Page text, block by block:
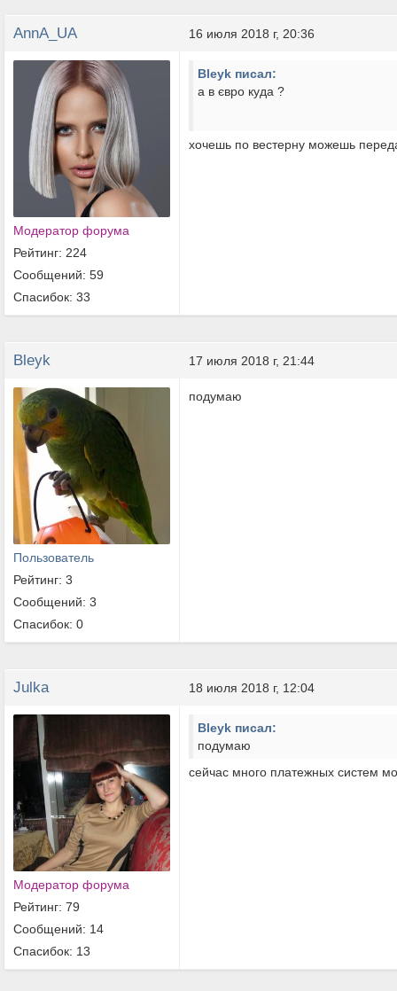
AnnA_UA 16 июля 2018 г, 20:36
Модератор форума
Рейтинг: 224
Сообщений: 59
Спасибок: 33
Bleyk писал:
а в євро куда ?
хочешь по вестерну можешь
Bleyk 17 июля 2018 г, 21:44
Пользователь
Рейтинг: 3
Сообщений: 3
Спасибок: 0
подумаю
Julka 18 июля 2018 г, 12:04
Модератор форума
Рейтинг: 79
Сообщений: 14
Спасибок: 13
Bleyk писал:
подумаю
сейчас много платежных систем